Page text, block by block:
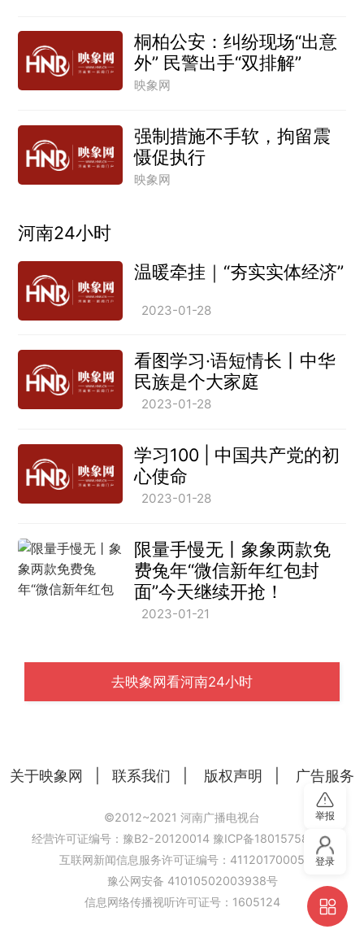
桐柏公安：纠纷现场“出意
外” 民警出手“双排解”
映象网
强制措施不手软，拘留震
慑促执行
映象网
河南24小时
温暖牵挂｜“夯实实体经济”
2023-01-28
看图学习·语短情长丨中华
民族是个大家庭
2023-01-28
学习100 | 中国共产党的初
心使命
2023-01-28
限量手慢无丨象象两款免
费兔年“微信新年红包封
面”今天继续开抢！
2023-01-21
去映象网看河南24小时
关于映象网 联系我们 版权声明 广告服务
©2012~2021 河南广播电视台
经营许可证编号：豫B2-20120014 豫ICP备18015758号-6
互联网新闻信息服务许可证编号：41120170005
豫公网安备 41010502003938号
信息网络传播视听许可证号：1605124
举报
登录